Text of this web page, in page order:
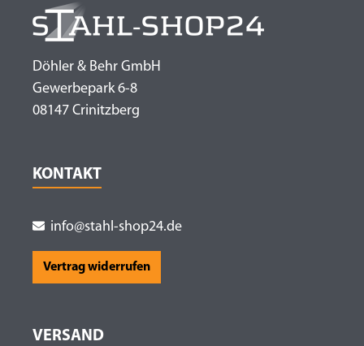
Döhler & Behr GmbH
Gewerbepark 6-8
08147 Crinitzberg
KONTAKT
info@stahl-shop24.de
Vertrag widerrufen
VERSAND